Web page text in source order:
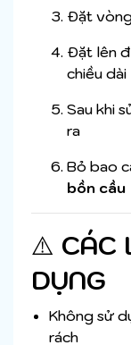
Đặt
Đặt lên
chiều dài
Sau khi
ra
Bỏ bao
bồn cầu
⚠️ CÁC
DỤNG
Không sử
rách